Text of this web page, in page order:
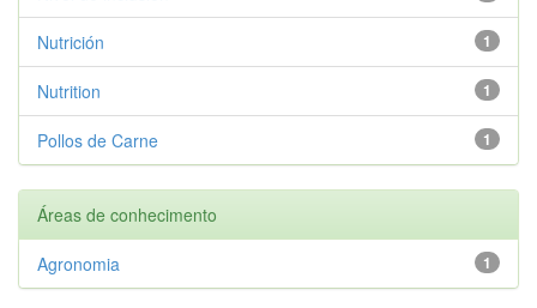
1
Nutrición
1
Nutrition
1
Pollos de Carne
Áreas de conhecimento
1
Agronomia